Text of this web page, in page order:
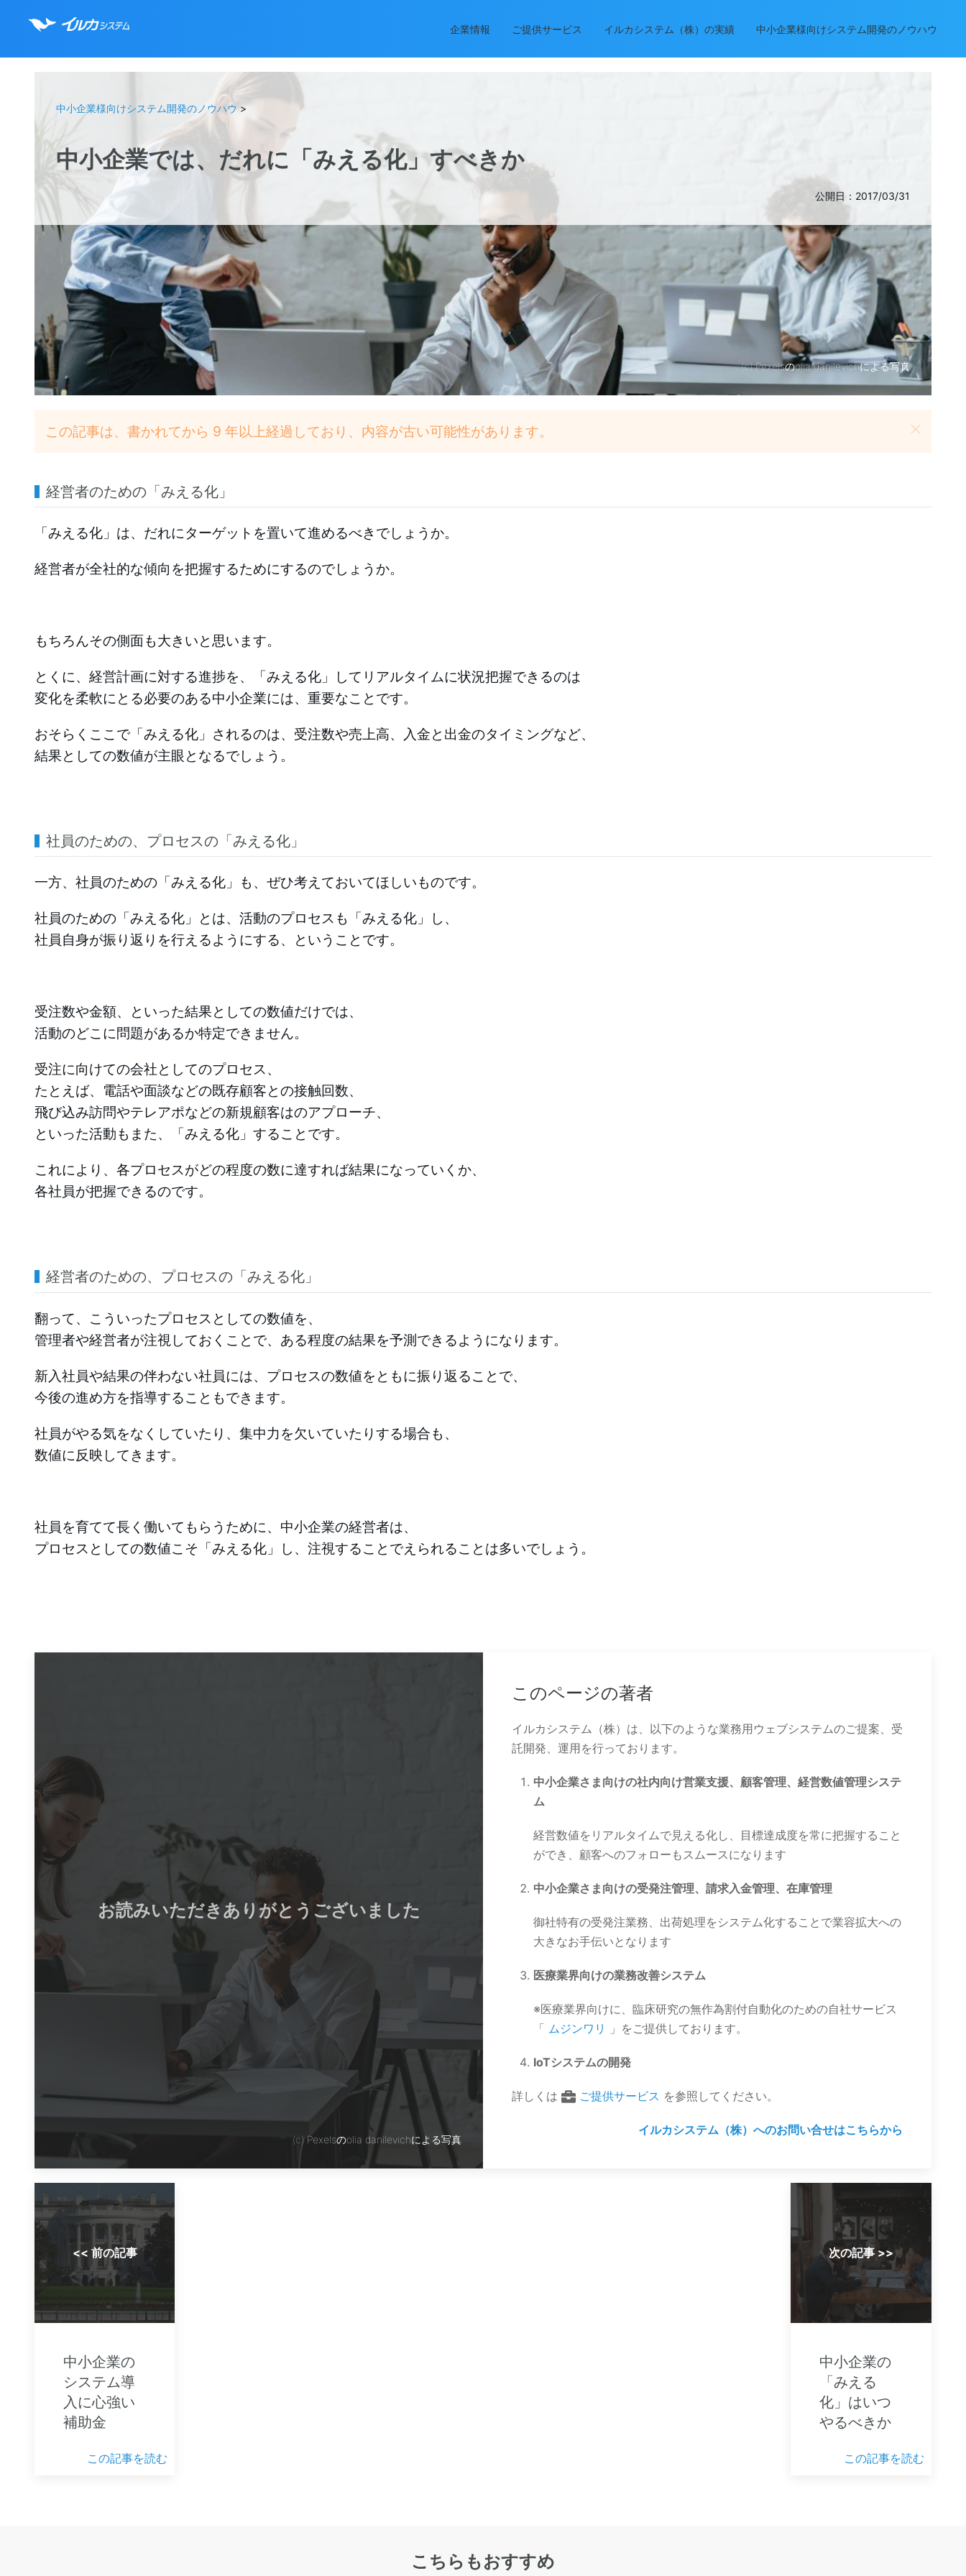
企業情報 ご提供サービス イルカシステム（株）の実績 中小企業様向けシステム開発のノウハウ
中小企業様向けシステム開発のノウハウ>
中小企業では、だれに「みえる化」すべきか
公開日：2017/03/31
(c)Pexelsのolia danilevichによる写真
この記事は、書かれてから 9 年以上経過しており、内容が古い可能性があります。
経営者のための「みえる化」
「みえる化」は、だれにターゲットを置いて進めるべきでしょうか。
経営者が全社的な傾向を把握するためにするのでしょうか。
もちろんその側面も大きいと思います。
とくに、経営計画に対する進捗を、「みえる化」してリアルタイムに状況把握できるのは
変化を柔軟にとる必要のある中小企業には、重要なことです。
おそらくここで「みえる化」されるのは、受注数や売上高、入金と出金のタイミングなど、
結果としての数値が主眼となるでしょう。
社員のための、プロセスの「みえる化」
一方、社員のための「みえる化」も、ぜひ考えておいてほしいものです。
社員のための「みえる化」とは、活動のプロセスも「みえる化」し、
社員自身が振り返りを行えるようにする、ということです。
受注数や金額、といった結果としての数値だけでは、
活動のどこに問題があるか特定できません。
受注に向けての会社としてのプロセス、
たとえば、電話や面談などの既存顧客との接触回数、
飛び込み訪問やテレアポなどの新規顧客はのアプローチ、
といった活動もまた、「みえる化」することです。
これにより、各プロセスがどの程度の数に達すれば結果になっていくか、
各社員が把握できるのです。
経営者のための、プロセスの「みえる化」
翻って、こういったプロセスとしての数値を、
管理者や経営者が注視しておくことで、ある程度の結果を予測できるようになります。
新入社員や結果の伴わない社員には、プロセスの数値をともに振り返ることで、
今後の進め方を指導することもできます。
社員がやる気をなくしていたり、集中力を欠いていたりする場合も、
数値に反映してきます。
社員を育てて長く働いてもらうために、中小企業の経営者は、
プロセスとしての数値こそ「みえる化」し、注視することでえられることは多いでしょう。
このページの著者
イルカシステム（株）は、以下のような業務用ウェブシステムのご提案、受
託開発、運用を行っております。
中小企業さま向けの社内向け営業支援、顧客管理、経営数値管理システ
ム
経営数値をリアルタイムで見える化し、目標達成度を常に把握すること
ができ、顧客へのフォローもスムースになります
中小企業さま向けの受発注管理、請求入金管理、在庫管理
御社特有の受発注業務、出荷処理をシステム化することで業容拡大への
大きなお手伝いとなります
医療業界向けの業務改善システム
※医療業界向けに、臨床研究の無作為割付自動化のための自社サービス
「 ムジンワリ 」をご提供しております。
IoTシステムの開発
詳しくは ご提供サービス を参照してください。
イルカシステム（株）へのお問い合せはこちらから
お読みいただきありがとうございました
(c) Pexelsのolia danilevichによる写真
<< 前の記事
中小企業の
システム導
入に心強い
補助金
この記事を読む
次の記事 >>
中小企業の
「みえる
化」はいつ
やるべきか
この記事を読む
こちらもおすすめ